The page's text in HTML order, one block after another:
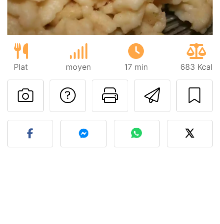
Plat moyen 17 min 683 Kcal
Imprimer
Poser une
Publier votre photo de